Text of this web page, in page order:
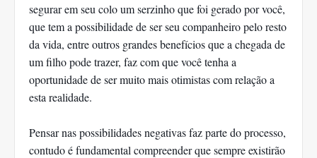
segurar em seu colo um serzinho que foi gerado por você,
que tem a possibilidade de ser seu companheiro pelo resto
da vida, entre outros grandes benefícios que a chegada de
um filho pode trazer, faz com que você tenha a
oportunidade de ser muito mais otimistas com relação a
esta realidade.
Pensar nas possibilidades negativas faz parte do processo,
contudo é fundamental compreender que sempre existirão